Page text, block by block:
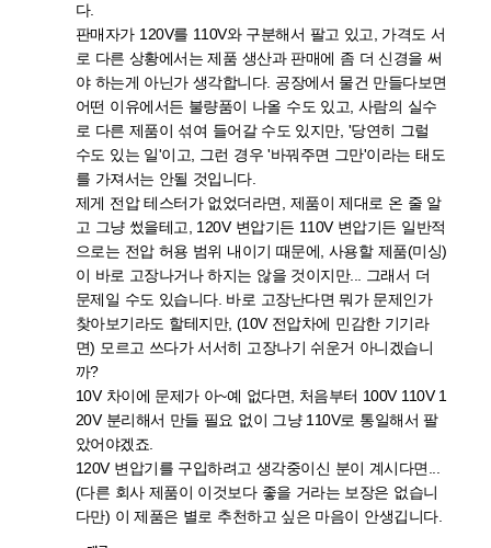
다.
판매자가 120V를 110V와 구분해서 팔고 있고, 가격도 서
로 다른 상황에서는 제품 생산과 판매에 좀 더 신경을 써
야 하는게 아닌가 생각합니다. 공장에서 물건 만들다보면
어떤 이유에서든 불량품이 나올 수도 있고, 사람의 실수
로 다른 제품이 섞여 들어갈 수도 있지만, '당연히 그럴
수도 있는 일'이고, 그런 경우 '바꿔주면 그만'이라는 태도
를 가져서는 안될 것입니다.
제게 전압 테스터가 없었더라면, 제품이 제대로 온 줄 알
고 그냥 썼을테고, 120V 변압기든 110V 변압기든 일반적
으로는 전압 허용 범위 내이기 때문에, 사용할 제품(미싱)
이 바로 고장나거나 하지는 않을 것이지만... 그래서 더
문제일 수도 있습니다. 바로 고장난다면 뭐가 문제인가
찾아보기라도 할테지만, (10V 전압차에 민감한 기기라
면) 모르고 쓰다가 서서히 고장나기 쉬운거 아니겠습니
까?
10V 차이에 문제가 아~예 없다면, 처음부터 100V 110V 1
20V 분리해서 만들 필요 없이 그냥 110V로 통일해서 팔
았어야겠죠.
120V 변압기를 구입하려고 생각중이신 분이 계시다면...
(다른 회사 제품이 이것보다 좋을 거라는 보장은 없습니
다만) 이 제품은 별로 추천하고 싶은 마음이 안생깁니다.